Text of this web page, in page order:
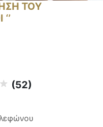
ΤΟΥ
(52)